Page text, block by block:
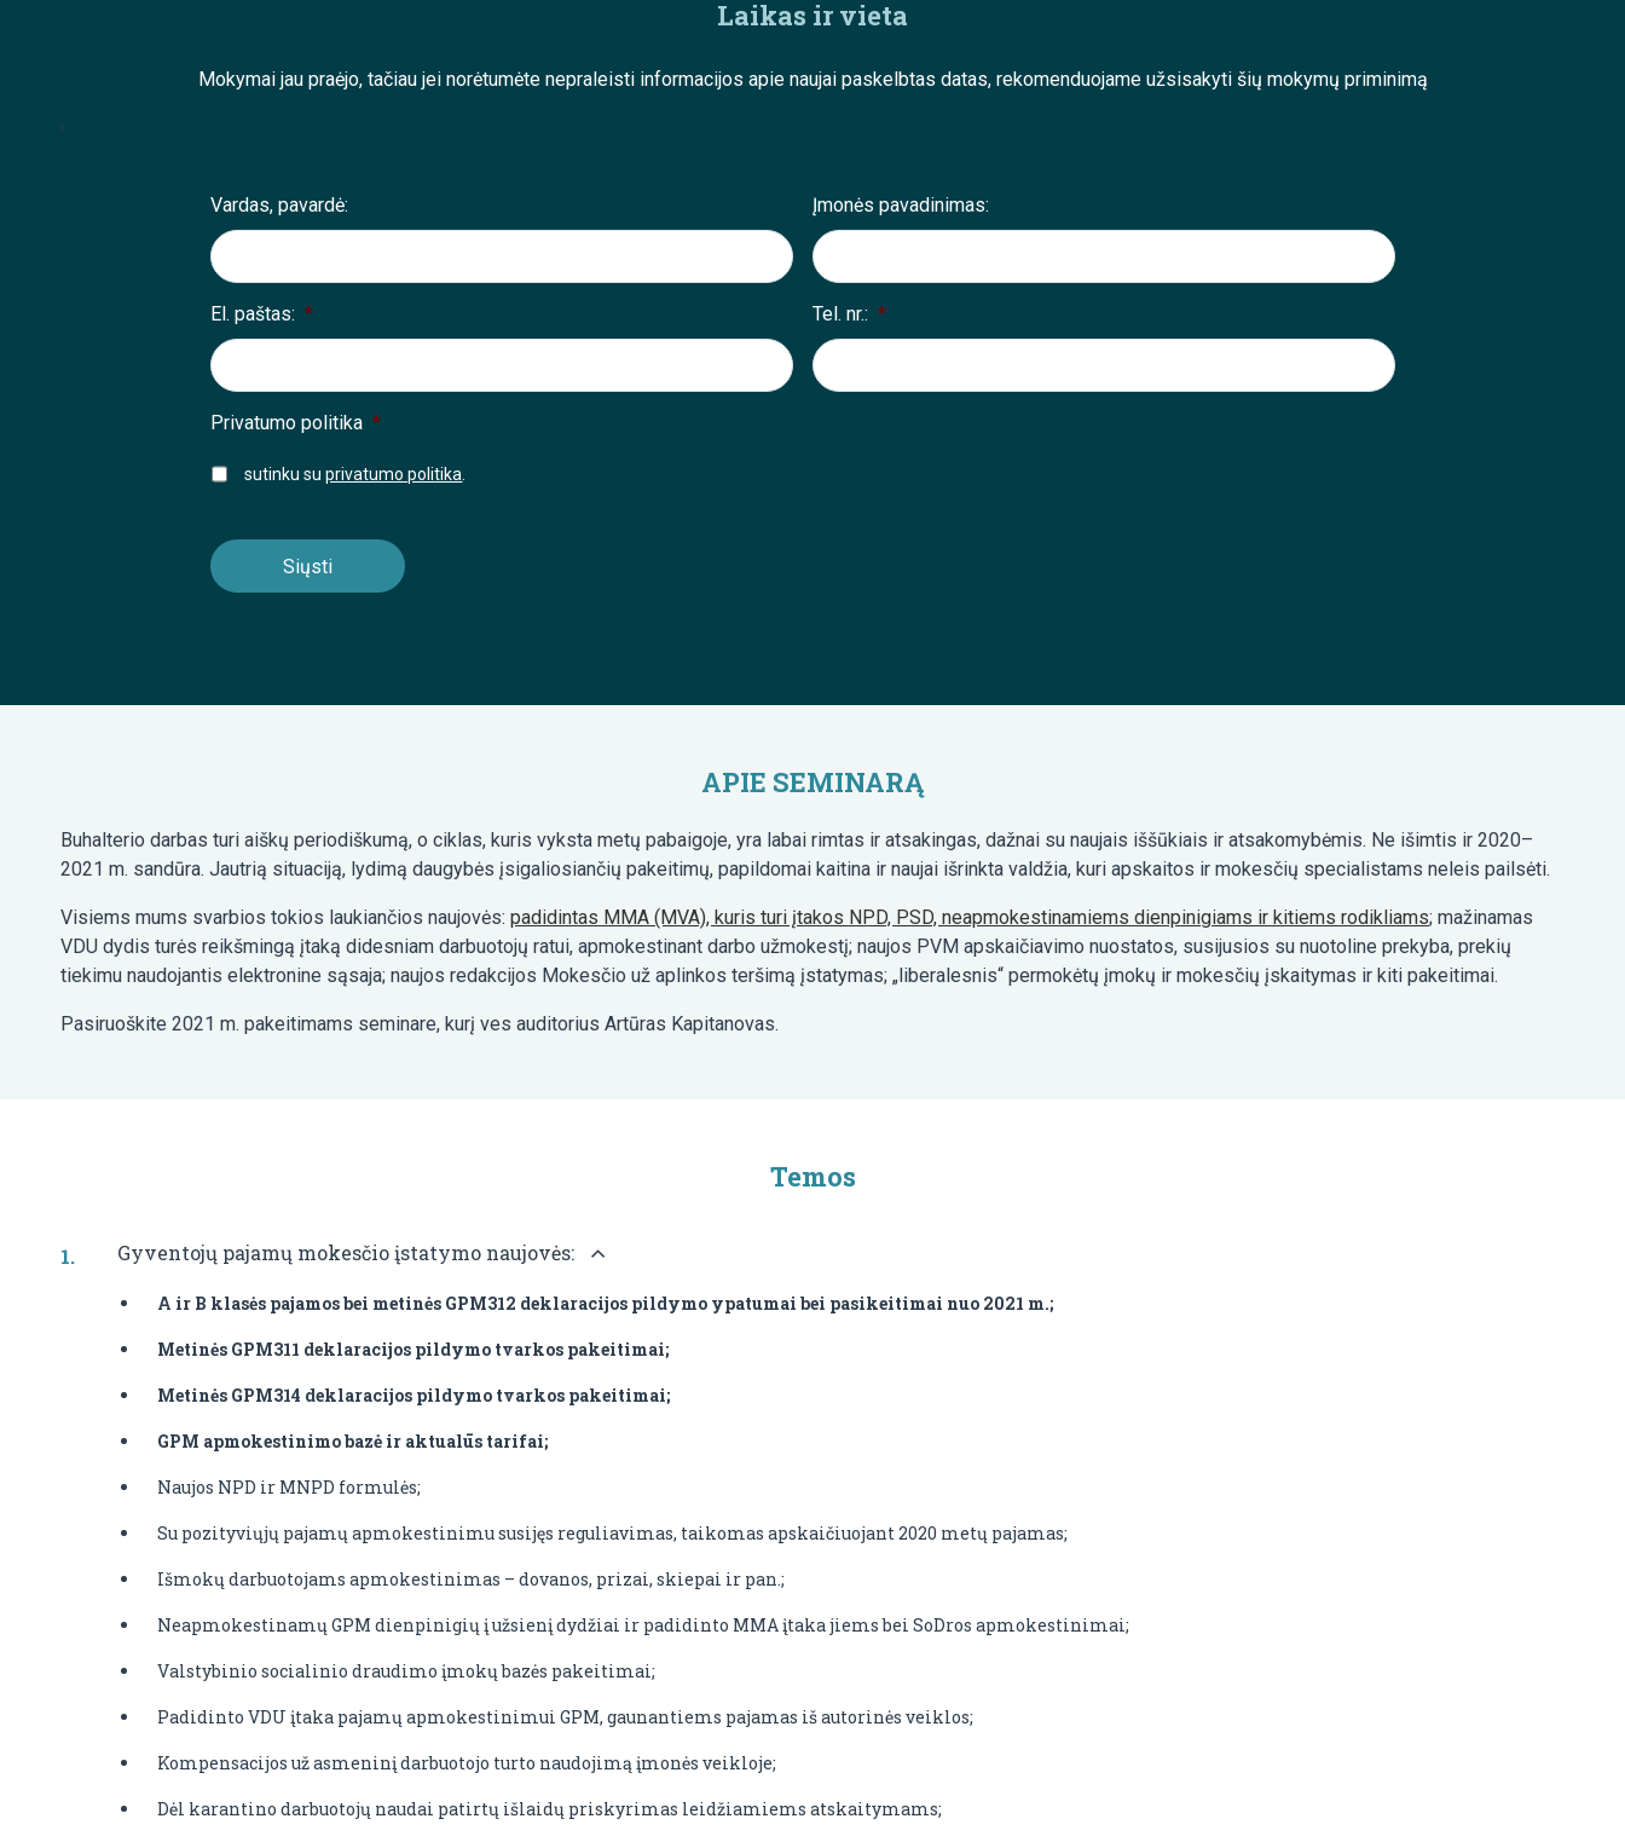
Laikas ir vieta
Mokymai jau praėjo, tačiau jei norėtumėte nepraleisti informacijos apie naujai paskelbtas datas, rekomenduojame užsisakyti šių mokymų priminimą
;
Vardas, pavardė: Įmonės pavadinimas:
El. paštas: * Tel. nr.: *
Privatumo politika *
sutinku suprivatumo politika
APIE SEMINARĄ
Buhalterio darbas turi aiškų periodiškumą, o ciklas, kuris vyksta metų pabaigoje, yra labai rimtas ir atsakingas, dažnai su naujais iššūkiais ir atsakomybėmis. Ne išimtis ir 2020–
2021 m. sandūra. Jautrią situaciją, lydimą daugybės įsigaliosiančių pakeitimų, papildomai kaitina ir naujai išrinkta valdžia, kuri apskaitos ir mokesčių specialistams neleis pailsėti.
Visiems mums svarbios tokios laukiančios naujovės: padidintas MMA (MVA), kuris turi įtakos NPD, PSD, neapmokestinamiems dienpinigiams ir kitiems rodikliams; mažinamas
VDU dydis turės reikšmingą įtaką didesniam darbuotojų ratui, apmokestinant darbo užmokestį; naujos PVM apskaičiavimo nuostatos, susijusios su nuotoline prekyba, prekių
tiekimu naudojantis elektronine sąsaja; naujos redakcijos Mokesčio už aplinkos teršimą įstatymas; „liberalesnis“ permokėtų įmokų ir mokesčių įskaitymas ir kiti pakeitimai.
Pasiruoškite 2021 m. pakeitimams seminare, kurį ves auditorius Artūras Kapitanovas.
Temos
Gyventojų pajamų mokesčio įstatymo naujovės:
A ir B klasės pajamos bei metinės GPM312 deklaracijos pildymo ypatumai bei pasikeitimai nuo 2021 m.;
Metinės GPM311 deklaracijos pildymo tvarkos pakeitimai;
Metinės GPM314 deklaracijos pildymo tvarkos pakeitimai;
GPM apmokestinimo bazė ir aktualūs tarifai;
Naujos NPD ir MNPD formulės;
Su pozityviųjų pajamų apmokestinimu susijęs reguliavimas, taikomas apskaičiuojant 2020 metų pajamas;
Išmokų darbuotojams apmokestinimas – dovanos, prizai, skiepai ir pan.;
Neapmokestinamų GPM dienpinigių į užsienį dydžiai ir padidinto MMA įtaka jiems bei SoDros apmokestinimai;
Valstybinio socialinio draudimo įmokų bazės pakeitimai;
Padidinto VDU įtaka pajamų apmokestinimui GPM, gaunantiems pajamas iš autorinės veiklos;
Kompensacijos už asmeninį darbuotojo turto naudojimą įmonės veikloje;
Dėl karantino darbuotojų naudai patirtų išlaidų priskyrimas leidžiamiems atskaitymams;